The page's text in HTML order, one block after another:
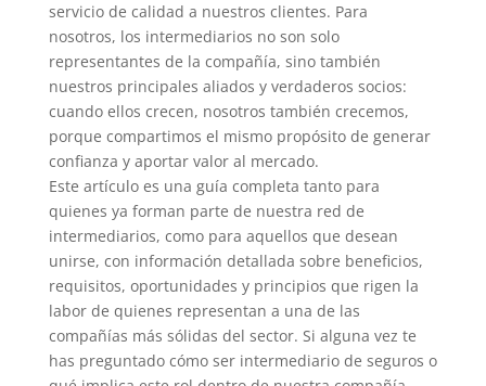
servicio de calidad a nuestros clientes. Para
nosotros, los intermediarios no son solo
representantes de la compañía, sino también
nuestros principales aliados y verdaderos socios:
cuando ellos crecen, nosotros también crecemos,
porque compartimos el mismo propósito de generar
confianza y aportar valor al mercado.
Este artículo es una guía completa tanto para
quienes ya forman parte de nuestra red de
intermediarios, como para aquellos que desean
unirse, con información detallada sobre beneficios,
requisitos, oportunidades y principios que rigen la
labor de quienes representan a una de las
compañías más sólidas del sector. Si alguna vez te
has preguntado cómo ser intermediario de seguros o